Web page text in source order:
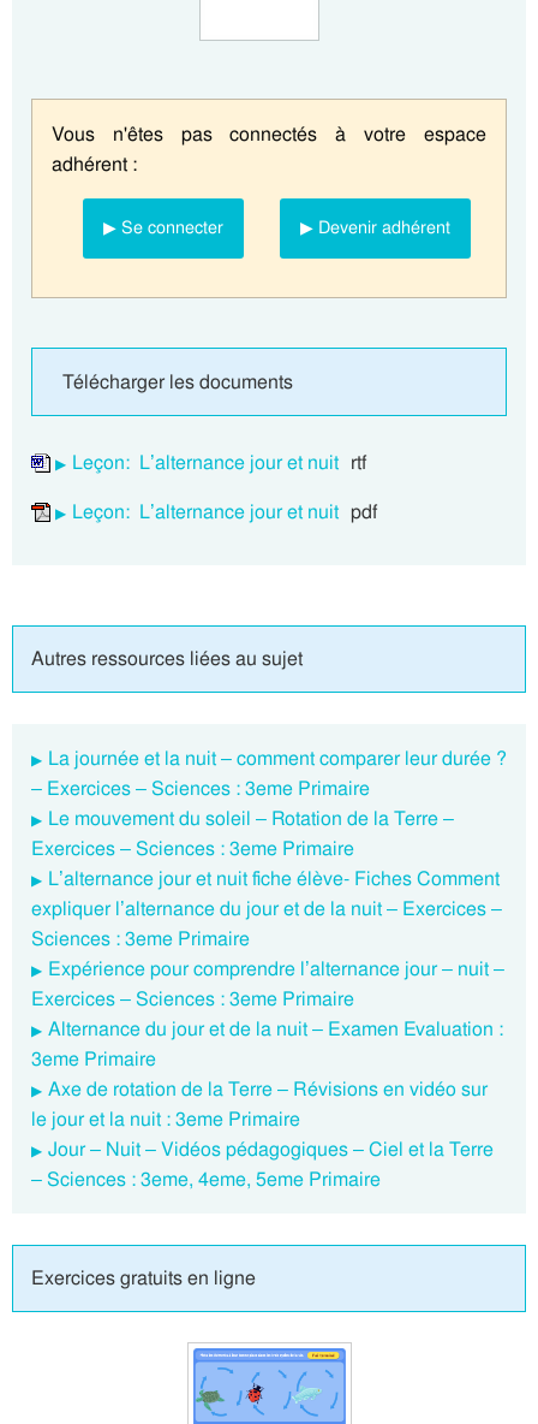
Vous n'êtes pas connectés à votre espace
adhérent :
▶ Se connecter ▶ Devenir adhérent
Télécharger les documents
Leçon: L’alternance jour et nuit rtf
Leçon: L’alternance jour et nuit pdf
Autres ressources liées au sujet
La journée et la nuit – comment comparer leur durée ?
– Exercices – Sciences : 3eme Primaire
Le mouvement du soleil – Rotation de la Terre –
Exercices – Sciences : 3eme Primaire
L’alternance jour et nuit fiche élève- Fiches Comment
expliquer l’alternance du jour et de la nuit – Exercices –
Sciences : 3eme Primaire
Expérience pour comprendre l’alternance jour – nuit –
Exercices – Sciences : 3eme Primaire
Alternance du jour et de la nuit – Examen Evaluation :
3eme Primaire
Axe de rotation de la Terre – Révisions en vidéo sur
le jour et la nuit : 3eme Primaire
Jour – Nuit – Vidéos pédagogiques – Ciel et la Terre
– Sciences : 3eme, 4eme, 5eme Primaire
Exercices gratuits en ligne